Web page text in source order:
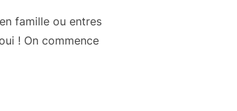
famille ou entres
! On commence
SUR LA CÔTE D’AZUR »